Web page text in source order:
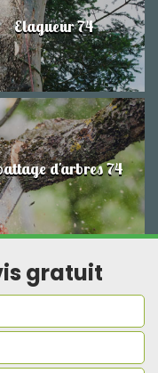
Elagueur 74
d'arbres 74
gratuit